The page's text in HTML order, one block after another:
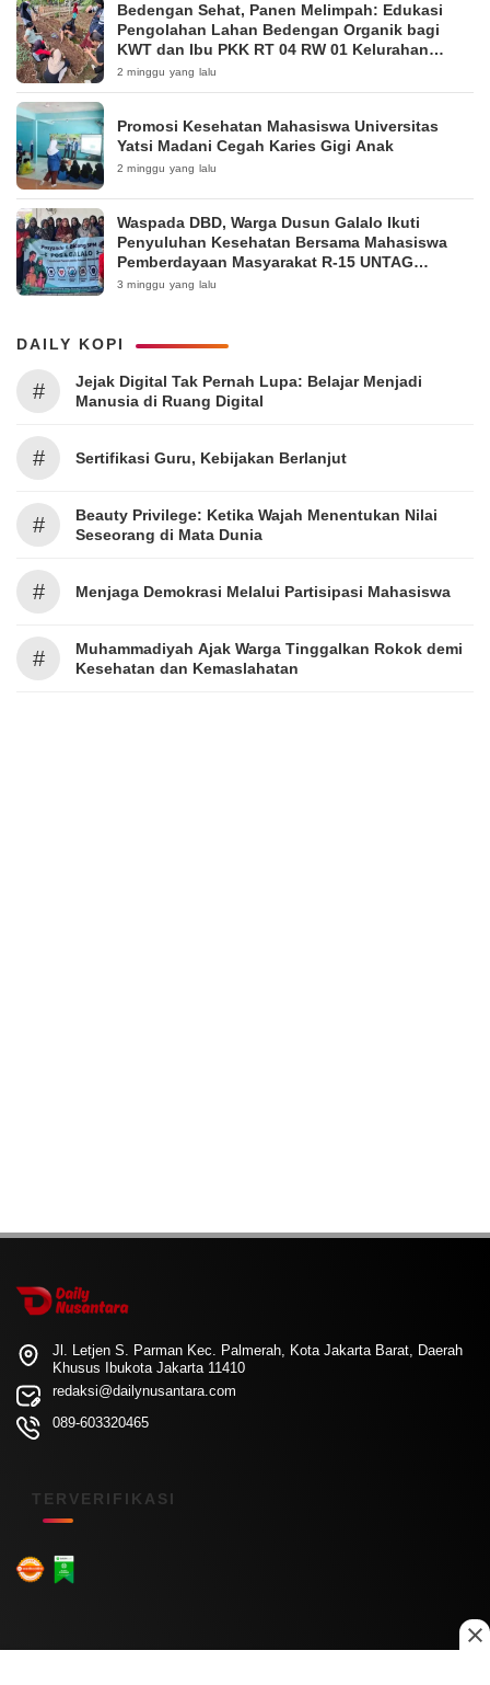
Bedengan Sehat, Panen Melimpah: Edukasi
Pengolahan Lahan Bedengan Organik bagi
KWT dan Ibu PKK RT 04 RW 01 Kelurahan
Pakintelan
2 minggu yang lalu
Promosi Kesehatan Mahasiswa Universitas
Yatsi Madani Cegah Karies Gigi Anak
2 minggu yang lalu
Waspada DBD, Warga Dusun Galalo Ikuti
Penyuluhan Kesehatan Bersama Mahasiswa
Pemberdayaan Masyarakat R-15 UNTAG
Surabaya 2026
3 minggu yang lalu
DAILY KOPI
#
Jejak Digital Tak Pernah Lupa: Belajar Menjadi
Manusia di Ruang Digital
# Sertifikasi Guru, Kebijakan Berlanjut
#
Beauty Privilege: Ketika Wajah Menentukan Nilai
Seseorang di Mata Dunia
# Menjaga Demokrasi Melalui Partisipasi Mahasiswa
#
Muhammadiyah Ajak Warga Tinggalkan Rokok demi
Kesehatan dan Kemaslahatan
Jl. Letjen S. Parman Kec. Palmerah, Kota Jakarta Barat, Daerah
Khusus Ibukota Jakarta 11410
redaksi@dailynusantara.com
089-603320465
TERVERIFIKASI